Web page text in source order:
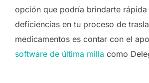
opción que podría brindarte
deficiencias en tu proceso de
medicamentos es contar con el
software de última milla como